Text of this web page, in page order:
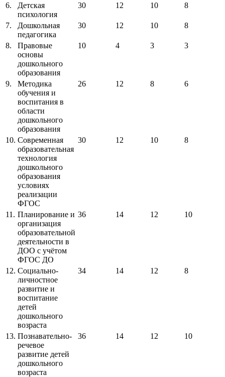
6.
Детская
психология
30 12 10 8
7.
Дошкольная
педагогика
30 12 10 8
8.
Правовые
основы
дошкольного
образования
10 4 3 3
9.
Методика
обучения и
воспитания в
области
дошкольного
образования
26 12 8 6
10. Современная
образовательная
технология
дошкольного
образования
условиях
реализации
ФГОС
30 12 10 8
11. Планирование и
организация
образовательной
деятельности в
ДОО с учётом
ФГОС ДО
36 14 12 10
12. Социально-
личностное
развитие и
воспитание
детей
дошкольного
возраста
34 14 12 8
13. Познавательно-
речевое
развитие детей
дошкольного
возраста
36 14 12 10